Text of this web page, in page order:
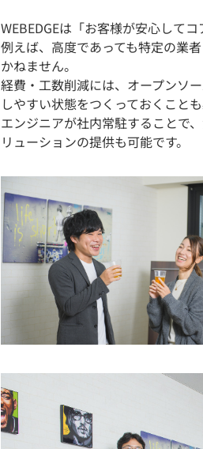
WEBEDGEは「お客様が安心して
例えば、高度であっても特定の業
かねません。
経費・工数削減には、オープンソ
しやすい状態をつくっておくこと
エンジニアが社内常駐することで
リューションの提供も可能です。